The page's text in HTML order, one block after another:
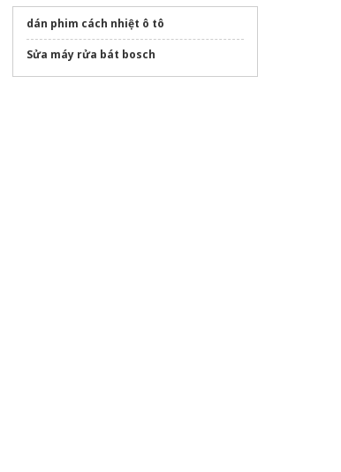
dán phim cách nhiệt ô tô
Sửa máy rửa bát bosch